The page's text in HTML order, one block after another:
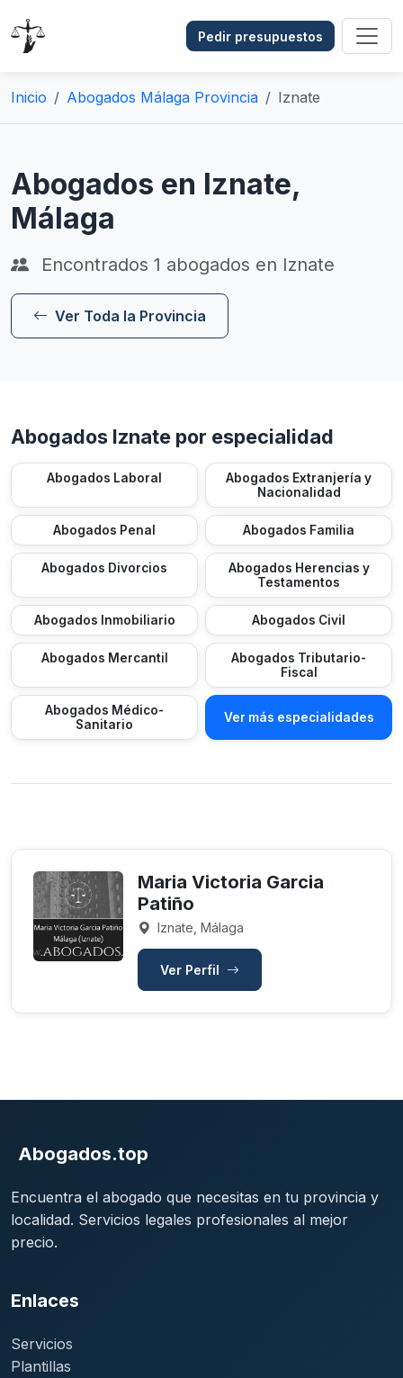
Pedir presupuestos
Inicio Abogados Málaga Provincia Iznate
Abogados en Iznate,
Málaga
Encontrados 1 abogados en Iznate
Ver Toda la Provincia
Abogados Iznate por especialidad
Abogados Laboral
Abogados Extranjería y
Nacionalidad
Abogados Penal Abogados Familia
Abogados Divorcios
Abogados Herencias y
Testamentos
Abogados Inmobiliario Abogados Civil
Abogados Mercantil
Abogados Tributario-
Fiscal
Abogados Médico-
Sanitario
Ver más especialidades
Maria Victoria Garcia
Patiño
Iznate, Málaga
Ver Perfil
Abogados.top
Encuentra el abogado que necesitas en tu provincia y
localidad. Servicios legales profesionales al mejor
precio.
Enlaces
Servicios
Plantillas